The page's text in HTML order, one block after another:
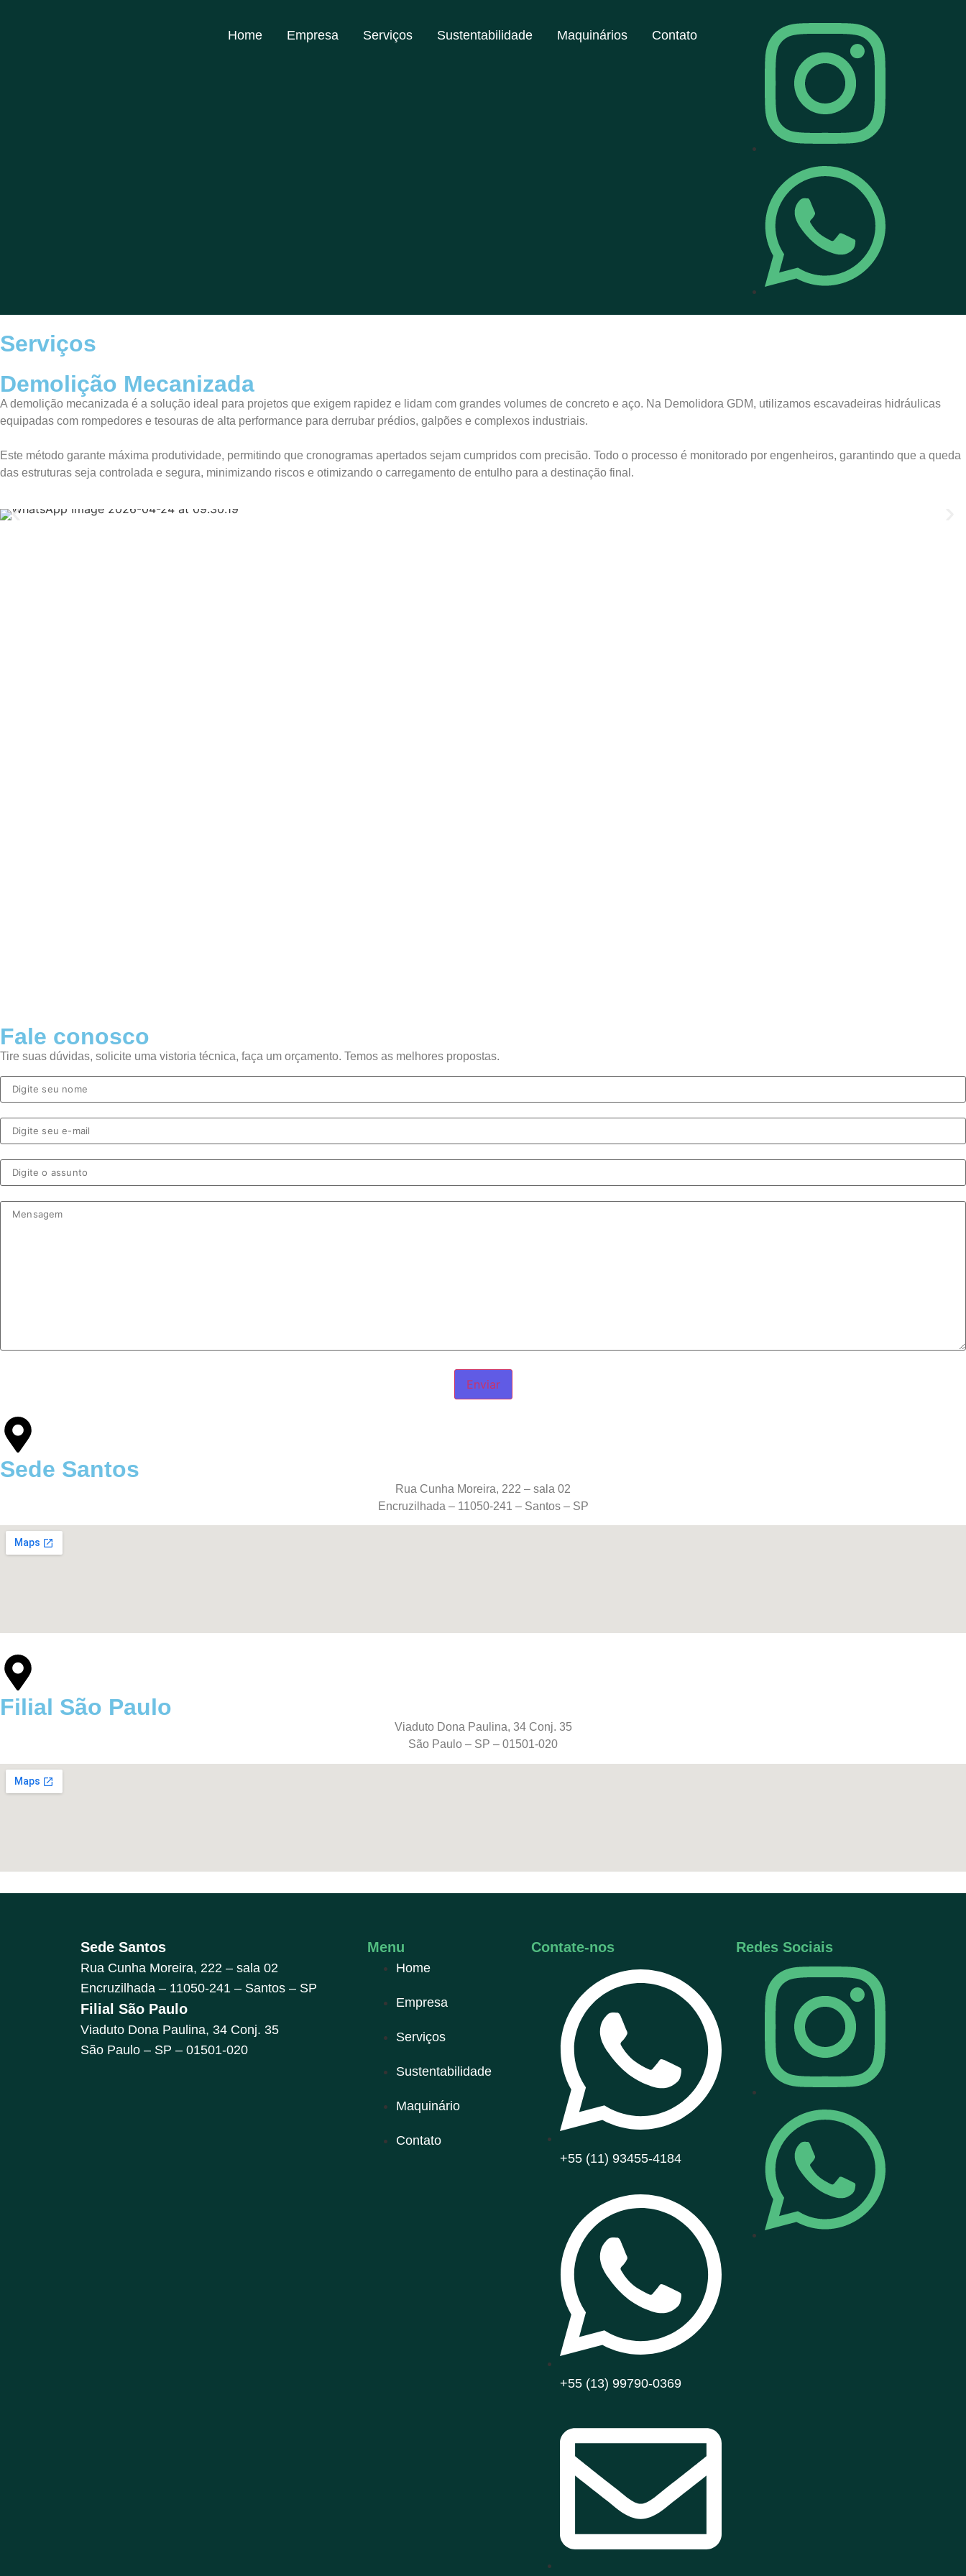
Home Empresa Serviços Sustentabilidade Maquinários Contato
Serviços
Demolição Mecanizada
A demolição mecanizada é a solução ideal para projetos que exigem rapidez e lidam com grandes volumes de concreto e aço. Na Demolidora GDM, utilizamos escavadeiras hidráulicas
equipadas com rompedores e tesouras de alta performance para derrubar prédios, galpões e complexos industriais.
Este método garante máxima produtividade, permitindo que cronogramas apertados sejam cumpridos com precisão. Todo o processo é monitorado por engenheiros, garantindo que a queda
das estruturas seja controlada e segura, minimizando riscos e otimizando o carregamento de entulho para a destinação final.
Fale conosco
Tire suas dúvidas, solicite uma vistoria técnica, faça um orçamento. Temos as melhores propostas.
Sede Santos
Rua Cunha Moreira, 222 – sala 02
Encruzilhada – 11050-241 – Santos – SP
Filial São Paulo
Viaduto Dona Paulina, 34 Conj. 35
São Paulo – SP – 01501-020
Sede Santos
Rua Cunha Moreira, 222 – sala 02
Encruzilhada – 11050-241 – Santos – SP
Filial São Paulo
Viaduto Dona Paulina, 34 Conj. 35
São Paulo – SP – 01501-020
Menu
Home
Empresa
Serviços
Sustentabilidade
Maquinário
Contato
Contate-nos
+55 (11) 93455-4184
+55 (13) 99790-0369
Redes Sociais